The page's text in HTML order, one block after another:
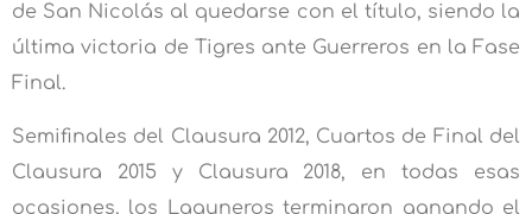
de San Nicolás al quedarse con el título, siendo la
última victoria de Tigres ante Guerreros en la Fase
Final.
Semifinales del Clausura 2012, Cuartos de Final del
Clausura 2015 y Clausura 2018, en todas esas
ocasiones, los Laguneros terminaron ganando el